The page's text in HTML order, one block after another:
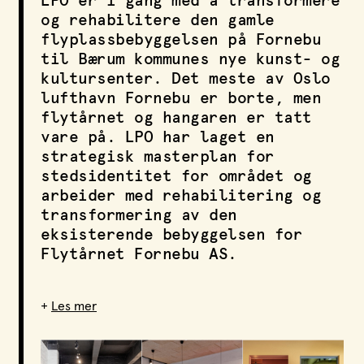
LPO Svalbard
LPO Bergen
LOF
og rehabilitere den gamle
flyplassbebyggelsen på Fornebu
til Bærum kommunes nye kunst- og
kultursenter. Det meste av Oslo
lufthavn Fornebu er borte, men
flytårnet og hangaren er tatt
vare på. LPO har laget en
strategisk masterplan for
stedsidentitet for området og
arbeider med rehabilitering og
transformering av den
eksisterende bebyggelsen for
Flytårnet Fornebu AS.
+ Les mer
Funksjon